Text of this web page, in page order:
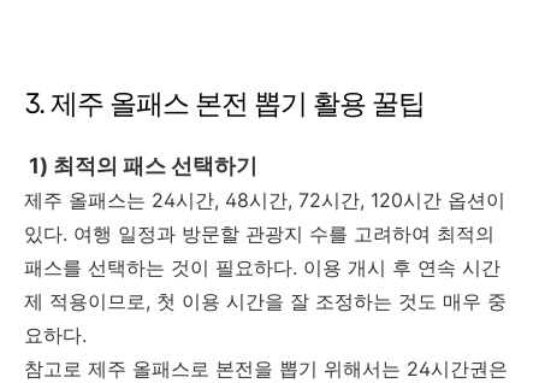
3. 제주 올패스 본전 뽑기 활용 꿀팁
1) 최적의 패스 선택하기
제주 올패스는 24시간, 48시간, 72시간, 120시간 옵션이
있다. 여행 일정과 방문할 관광지 수를 고려하여 최적의
패스를 선택하는 것이 필요하다. 이용 개시 후 연속 시간
제 적용이므로, 첫 이용 시간을 잘 조정하는 것도 매우 중
요하다.
참고로 제주 올패스로 본전을 뽑기 위해서는 24시간권은